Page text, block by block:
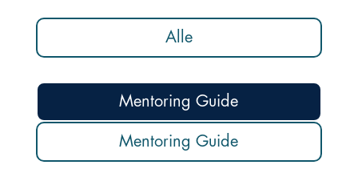
Alle
Mentoring Guide
Mentoring Guide